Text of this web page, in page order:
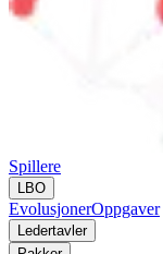
Spillere
LBO
EvolusjonerOppgaver
Ledertavler